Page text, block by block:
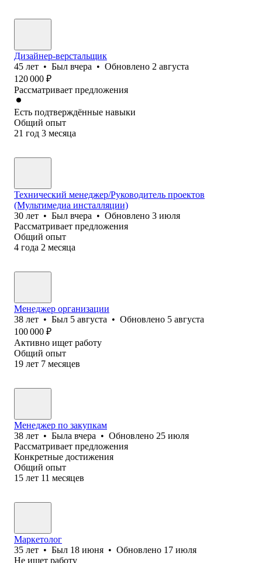
Дизайнер-верстальщик
45 лет • Был вчера • Обновлено 2 августа
120 000 ₽
Рассматривает предложения
Есть подтверждённые навыки
Общий опыт
21 год 3 месяца
Технический менеджер/Руководитель проектов
(Мультимедиа инсталляции)
30 лет • Был вчера • Обновлено 3 июля
Рассматривает предложения
Общий опыт
4 года 2 месяца
Менеджер организации
38 лет • Был 5 августа • Обновлено 5 августа
100 000 ₽
Активно ищет работу
Общий опыт
19 лет 7 месяцев
Менеджер по закупкам
38 лет • Была вчера • Обновлено 25 июля
Рассматривает предложения
Конкретные достижения
Общий опыт
15 лет 11 месяцев
Маркетолог
35 лет • Был 18 июня • Обновлено 17 июля
Не ищет работу